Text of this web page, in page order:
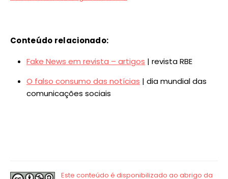
Conteúdo relacionado:
Fake News em revista – artigos | revista RBE
O falso consumo das notícias | dia mundial das
comunicações sociais